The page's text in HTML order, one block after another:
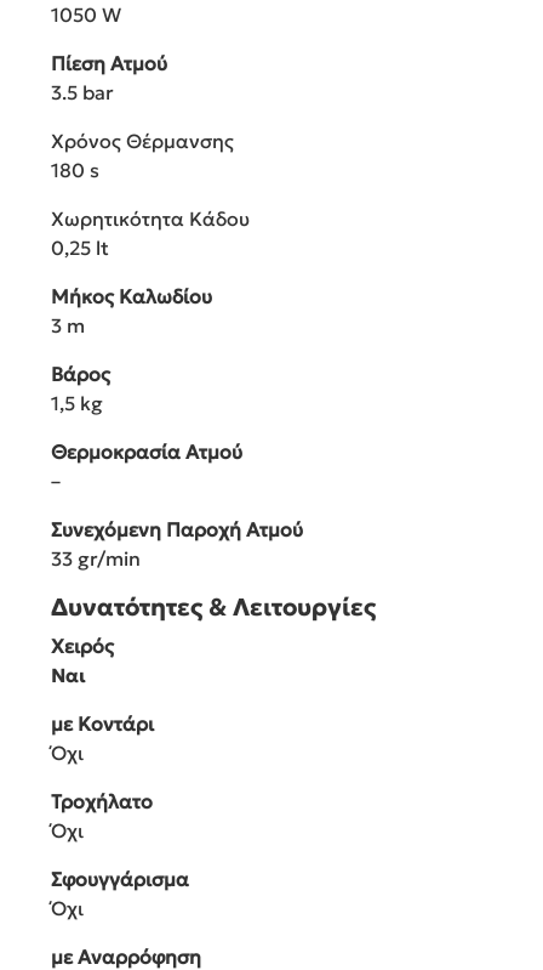
1050 W
Πίεση Ατμού
3.5 bar
Χρόνος Θέρμανσης
180 s
Χωρητικότητα Κάδου
0,25 lt
Μήκος Καλωδίου
3 m
Βάρος
1,5 kg
Θερμοκρασία Ατμού
–
Συνεχόμενη Παροχή Ατμού
33 gr/min
Δυνατότητες & Λειτουργίες
Χειρός
Ναι
με Κοντάρι
Όχι
Τροχήλατο
Όχι
Σφουγγάρισμα
Όχι
με Αναρρόφηση